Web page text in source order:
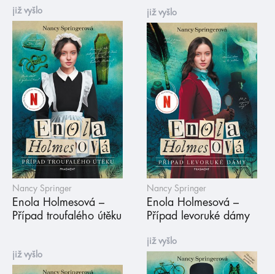
již vyšlo
Nancy Springer
Enola Holmesová –
Případ troufalého útěku
již vyšlo
Nancy Springer
Enola Holmesová –
Případ levoruké dámy
již vyšlo
již vyšlo